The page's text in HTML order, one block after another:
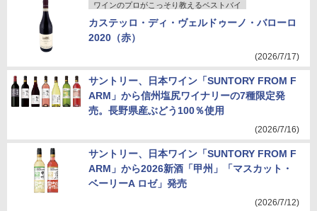
ワインのプロがこっそり教えるベストバイ
カステッロ・ディ・ヴェルドゥーノ・バローロ
2020（赤）
(2026/7/17)
サントリー、日本ワイン「SUNTORY FROM F
ARM」から信州塩尻ワイナリーの7種限定発
売。長野県産ぶどう100％使用
(2026/7/16)
サントリー、日本ワイン「SUNTORY FROM F
ARM」から2026新酒「甲州」「マスカット・
ベーリーA ロゼ」発売
(2026/7/12)